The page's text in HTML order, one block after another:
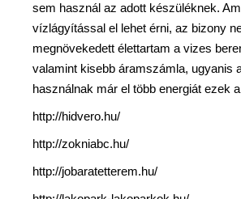
sem használ az adott készüléknek.
vízlágyítással el lehet érni, az bizony
megnövekedett élettartam a vizes
valamint kisebb áramszámla, ugyanis
használnak már el több energiát ezek
http://hidvero.hu/
http://zokniabc.hu/
http://jobaratetterem.hu/